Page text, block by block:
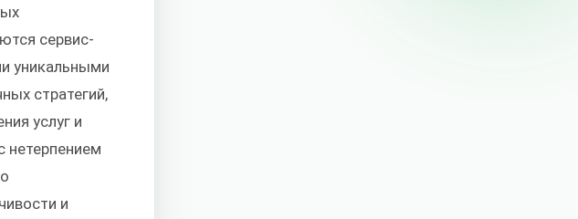
сервис-
уникальными
стратегий,
услуг и
нетерпением
и